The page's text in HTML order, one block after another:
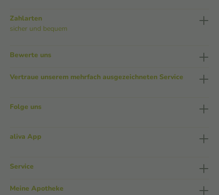
Zahlarten
sicher und bequem
Bewerte uns
Vertraue unserem mehrfach ausgezeichneten Service
Folge uns
aliva App
Service
Meine Apotheke